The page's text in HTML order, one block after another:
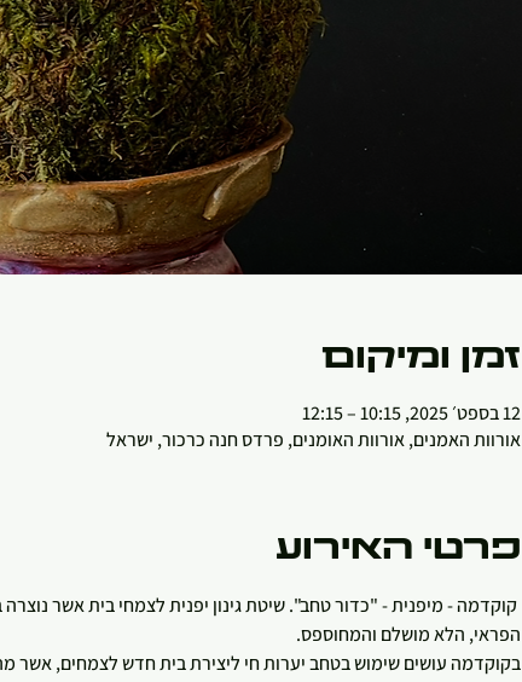
זמן ומיקום
12 בספט׳ 2025, 10:15 – 12:15
אורוות האמנים, אורוות האומנים, פרדס חנה כרכור, ישראל
פרטי האירוע
קוקדמה - מיפנית - "כדור טחב". שיטת גינון יפנית לצמחי בית אשר
הפראי, הלא מושלם והמחוספס.
בקוקדמה עושים שימוש בטחב יערות חי ליצירת בית חדש לצמחים, אשר